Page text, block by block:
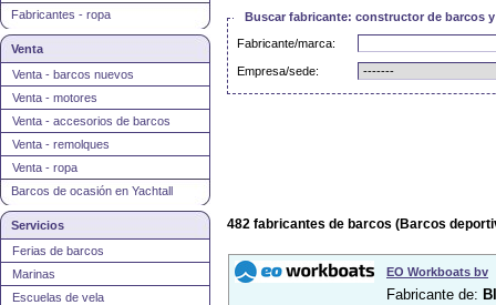
Fabricantes - ropa
Venta
Venta - barcos nuevos
Venta - motores
Venta - accesorios de barcos
Venta - remolques
Venta - ropa
Barcos de ocasión en Yachtall
Servicios
Ferias de barcos
Marinas
Escuelas de vela
Buscar fabricante: constructor de barcos
Fabricante/marca:
Empresa/sede:
482 fabricantes de barcos (Barcos
EO Workboats bv
Fabricante de: